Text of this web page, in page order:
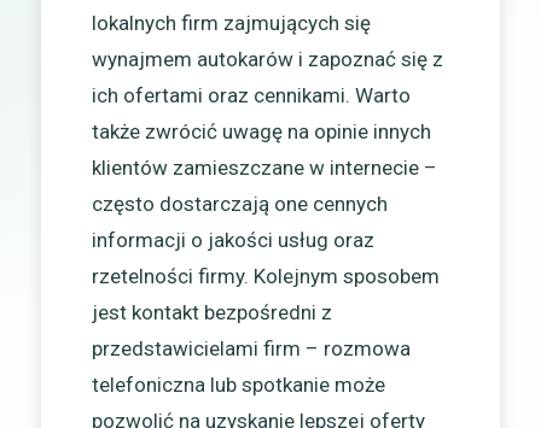
lokalnych firm zajmujących się
wynajmem autokarów i zapoznać się z
ich ofertami oraz cennikami. Warto
także zwrócić uwagę na opinie innych
klientów zamieszczane w internecie –
często dostarczają one cennych
informacji o jakości usług oraz
rzetelności firmy. Kolejnym sposobem
jest kontakt bezpośredni z
przedstawicielami firm – rozmowa
telefoniczna lub spotkanie może
pozwolić na uzyskanie lepszej oferty